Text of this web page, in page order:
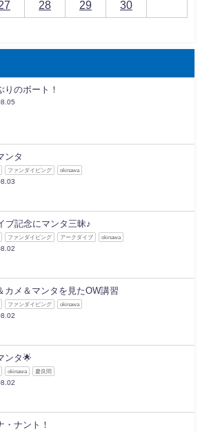
28 29
30
りのボート！
ンタ
ファンダイビング okinawa
ブ記念にマンタ三昧♪
ファンダイビング アークダイブ okinawa
カメ＆マンタを見たOW講習
ファンダイビング okinawa
ンタ🌟
okinawa 慶良間
・ナント！